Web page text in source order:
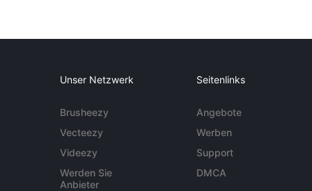
Unser Netzwerk
Brusheezy
Vecteezy
Videezy
Werden Sie
Anbieter
Seitenlinks
Angebote
Werben
Support
DMCA